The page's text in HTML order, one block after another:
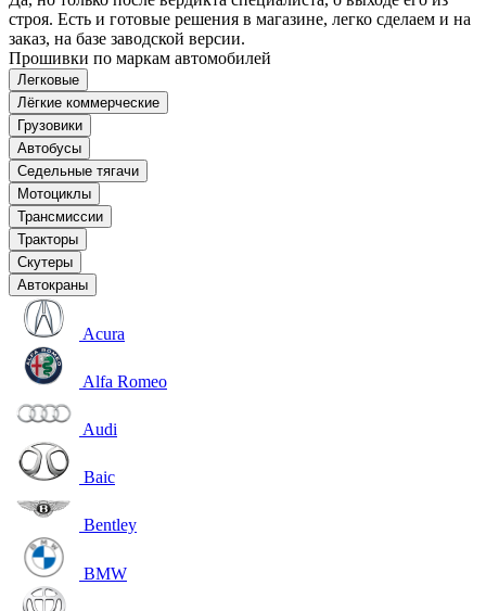
строя. Есть и готовые решения в магазине, легко сделаем и на
заказ, на базе заводской версии.
Прошивки по маркам автомобилей
Легковые
Лёгкие коммерческие
Грузовики
Автобусы
Седельные тягачи
Мотоциклы
Трансмиссии
Тракторы
Скутеры
Автокраны
Acura
Alfa Romeo
Audi
Baic
Bentley
BMW